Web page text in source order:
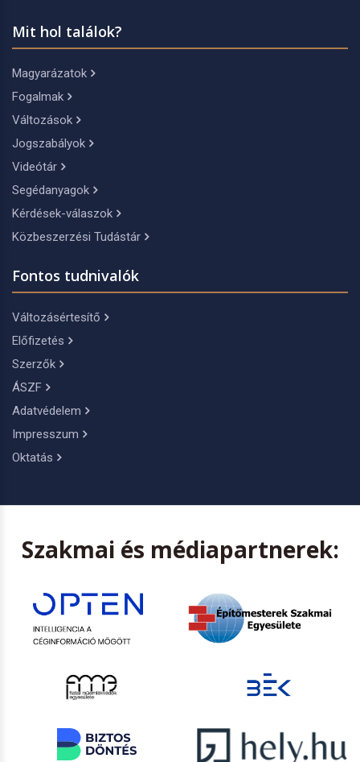
Mit hol találok?
Magyarázatok
Fogalmak
Változások
Jogszabályok
Videótár
Segédanyagok
Kérdések-válaszok
Közbeszerzési Tudástár
Fontos tudnivalók
Változásértesítő
Előfizetés
Szerzők
ÁSZF
Adatvédelem
Impresszum
Oktatás
Szakmai és médiapartnerek: